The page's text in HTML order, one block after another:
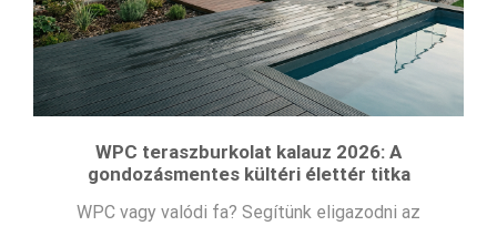
WPC teraszburkolat kalauz 2026: A
gondozásmentes kültéri élettér titka
WPC vagy valódi fa? Segítünk eligazodni az